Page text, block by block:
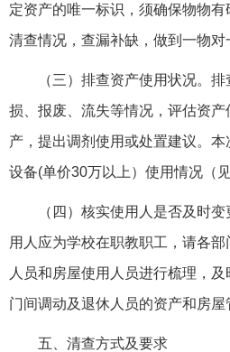
定资产的唯一标识，须确保物物
清查情况，查漏补缺，做到一物对
（三）排查资产使用状况。
损、报废、流失等情况，评估资
产，提出调剂使用或处置建议。
设备(单价30万以上）使用情况（见
（四）核实使用人是否及时
用人应为学校在职教职工，请各
人员和房屋使用人员进行梳理，
门间调动及退休人员的资产和房屋
五、清查方式及要求